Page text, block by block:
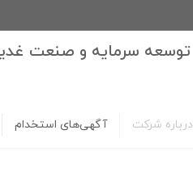
توسعه سرمایه و صنعت
درباره شرکت آگهی‌های استخدام